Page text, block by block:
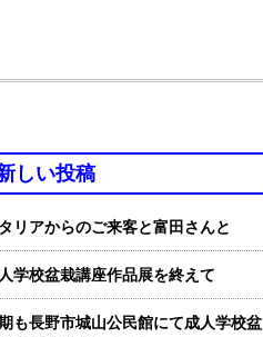
しい投稿
リアからのご来客と富田さんと
学校盆栽講座作品展を終えて
も長野市城山公民館にて成人学校盆